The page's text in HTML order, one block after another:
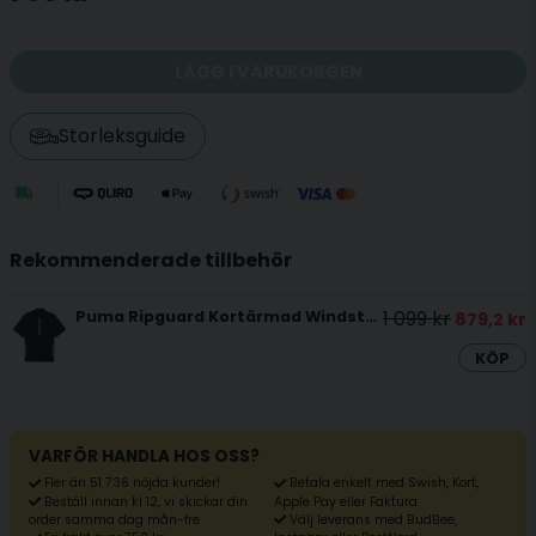
Storleksguide
Rekommenderade tillbehör
Puma Ripguard Kortärmad Windstopper Navy 1 099 kr 879,2 kr
KÖP
VARFÖR HANDLA HOS OSS?
Fler än 51 736 nöjda kunder!
Beställ innan kl 12, vi skickar din
order samma dag mån-fre
Betala enkelt med Swish, Kort,
Apple Pay eller Faktura
Välj leverans med BudBee,